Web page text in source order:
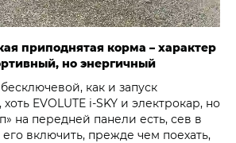
приподнятая корма – характер
но энергичный
как и запуск
EVOLUTE i‑SKY и электрокар, но
на передней панели есть, сев в
включить, прежде чем поехать,